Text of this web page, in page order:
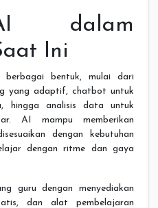
dalam
Ini
bentuk, mulai dari
yang adaptif, chatbot untuk
hingga analisis data untuk
AI mampu memberikan
dengan kebutuhan
dengan ritme dan gaya
guru dengan menyediakan
dan alat pembelajaran